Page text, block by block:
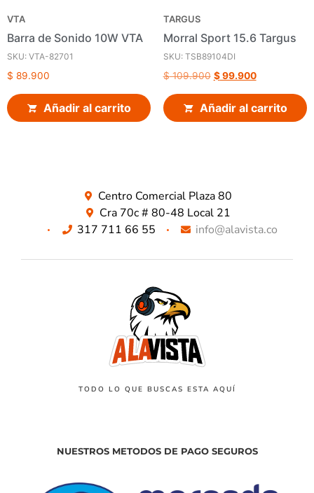
VTA
Barra de Sonido 10W VTA
SKU: VTA-82701
$ 89.900
Añadir al carrito
TARGUS
Morral Sport 15.6 Targus
SKU: TSB89104DI
$109.900 $99.900
Añadir al carrito
Centro Comercial Plaza 80
Cra 70c # 80-48 Local 21
317 711 66 55
info@alavista.co
TODO LO QUE BUSCAS ESTA AQUÍ
NUESTROS METODOS DE PAGO SEGUROS